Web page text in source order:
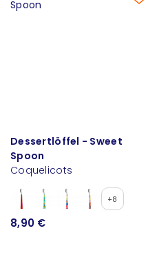
Dessertlöffel - Sweet
Spoon
Coquelicots
+8
8,90 €